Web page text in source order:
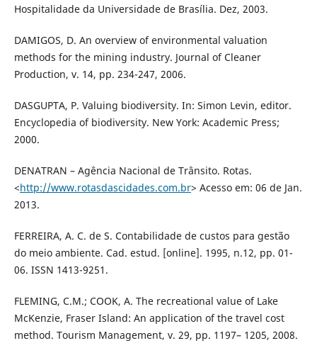
Hospitalidade da Universidade de Brasília. Dez, 2003.
DAMIGOS, D. An overview of environmental valuation
methods for the mining industry. Journal of Cleaner
Production, v. 14, pp. 234-247, 2006.
DASGUPTA, P. Valuing biodiversity. In: Simon Levin, editor.
Encyclopedia of biodiversity. New York: Academic Press;
2000.
DENATRAN – Agência Nacional de Trânsito. Rotas.
<http://www.rotasdascidades.com.br> Acesso em: 06 de Jan.
2013.
FERREIRA, A. C. de S. Contabilidade de custos para gestão
do meio ambiente. Cad. estud. [online]. 1995, n.12, pp. 01-
06. ISSN 1413-9251.
FLEMING, C.M.; COOK, A. The recreational value of Lake
McKenzie, Fraser Island: An application of the travel cost
method. Tourism Management, v. 29, pp. 1197– 1205, 2008.